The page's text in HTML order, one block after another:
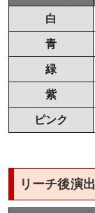
白
青
緑
紫
ピンク
リーチ後演出